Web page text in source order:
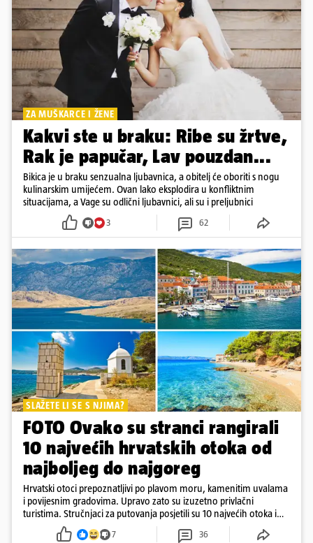
ZA MUŠKARCE I ŽENE
Kakvi ste u braku: Ribe su žrtve,
Rak je papučar, Lav pouzdan...
Bikica je u braku senzualna ljubavnica, a obitelj će oboriti s nogu
kulinarskim umijećem. Ovan lako eksplodira u konfliktnim
situacijama, a Vage su odlični ljubavnici, ali su i preljubnici
3 62
SLAŽETE LI SE S NJIMA?
FOTO Ovako su stranci rangirali
10 najvećih hrvatskih otoka od
najboljeg do najgoreg
Hrvatski otoci prepoznatljivi po plavom moru, kamenitim uvalama
i povijesnim gradovima. Upravo zato su izuzetno privlačni
turistima. Stručnjaci za putovanja posjetili su 10 najvećih otoka i
rangirali ih
7 36